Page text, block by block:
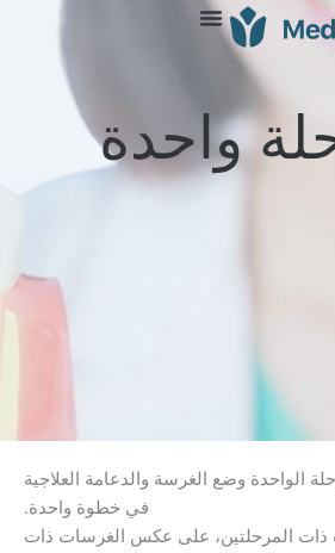
الغرسة والدعامة العلاجية
في خطوة واحدة.
على عكس الغرسات ذات